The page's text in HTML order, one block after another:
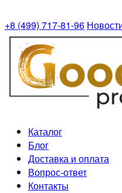
+8 (499) 717-81-96
Каталог
Блог
Доставка и оплата
Вопрос-ответ
Контакты